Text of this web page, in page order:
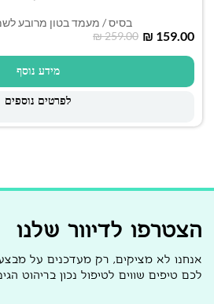
בסיס / מעמד בטון מרובע לשמשיה
₪259.00 ₪ 159.00
מידע נוסף
לפרטים נוספים
הצטרפו לדיוור שלנו
אנחנו לא מציקים, רק מעדכנים על
לכם טיפים שווים לטיפול נכון בריהוט